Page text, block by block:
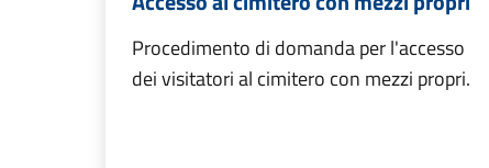
Procedimento di domanda per l'accesso
dei visitatori al cimitero con mezzi propri.